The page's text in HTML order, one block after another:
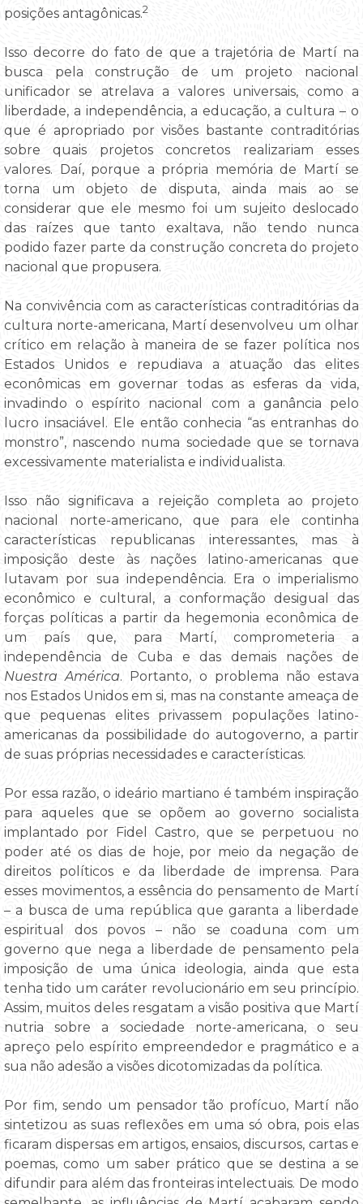
posições antagônicas.2
Isso decorre do fato de que a trajetória de Martí na
busca pela construção de um projeto nacional
unificador se atrelava a valores universais, como a
liberdade, a independência, a educação, a cultura – o
que é apropriado por visões bastante contraditórias
sobre quais projetos concretos realizariam esses
valores. Daí, porque a própria memória de Martí se
torna um objeto de disputa, ainda mais ao se
considerar que ele mesmo foi um sujeito deslocado
das raízes que tanto exaltava, não tendo nunca
podido fazer parte da construção concreta do projeto
nacional que propusera.
Na convivência com as características contraditórias da
cultura norte-americana, Martí desenvolveu um olhar
crítico em relação à maneira de se fazer política nos
Estados Unidos e repudiava a atuação das elites
econômicas em governar todas as esferas da vida,
invadindo o espírito nacional com a ganância pelo
lucro insaciável. Ele então conhecia “as entranhas do
monstro”, nascendo numa sociedade que se tornava
excessivamente materialista e individualista.
Isso não significava a rejeição completa ao projeto
nacional norte-americano, que para ele continha
características republicanas interessantes, mas à
imposição deste às nações latino-americanas que
lutavam por sua independência. Era o imperialismo
econômico e cultural, a conformação desigual das
forças políticas a partir da hegemonia econômica de
um país que, para Martí, comprometeria a
independência de Cuba e das demais nações de
Nuestra América. Portanto, o problema não estava
nos Estados Unidos em si, mas na constante ameaça de
que pequenas elites privassem populações latino-
americanas da possibilidade do autogoverno, a partir
de suas próprias necessidades e características.
Por essa razão, o ideário martiano é também inspiração
para aqueles que se opõem ao governo socialista
implantado por Fidel Castro, que se perpetuou no
poder até os dias de hoje, por meio da negação de
direitos políticos e da liberdade de imprensa. Para
esses movimentos, a essência do pensamento de Martí
– a busca de uma república que garanta a liberdade
espiritual dos povos – não se coaduna com um
governo que nega a liberdade de pensamento pela
imposição de uma única ideologia, ainda que esta
tenha tido um caráter revolucionário em seu princípio.
Assim, muitos deles resgatam a visão positiva que Martí
nutria sobre a sociedade norte-americana, o seu
apreço pelo espírito empreendedor e pragmático e a
sua não adesão a visões dicotomizadas da política.
Por fim, sendo um pensador tão profícuo, Martí não
sintetizou as suas reflexões em uma só obra, pois elas
ficaram dispersas em artigos, ensaios, discursos, cartas e
poemas, como um saber prático que se destina a se
difundir para além das fronteiras intelectuais. De modo